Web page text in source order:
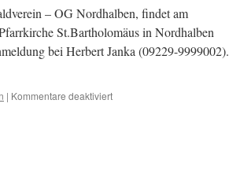
Kulmbach
– OG Nordhalben, findet am
St.Bartholomäus in Nordhalben
bei Herbert Janka (09229-9999002).
| Kommentare deaktiviertfür